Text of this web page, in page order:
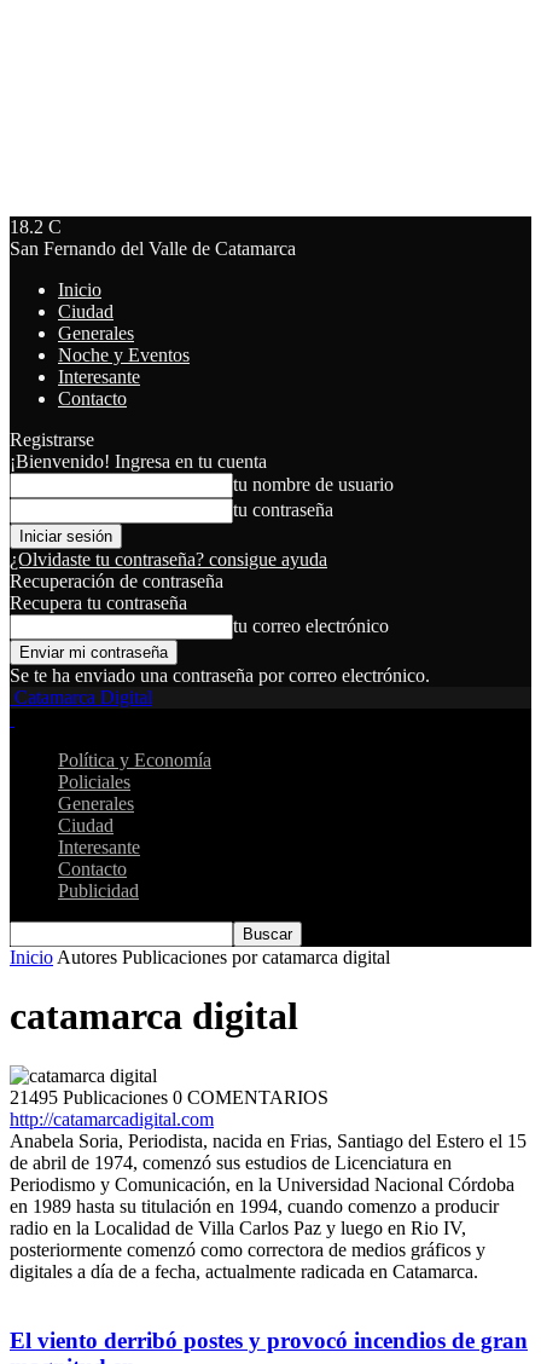
18.2 C
San Fernando del Valle de Catamarca
Inicio
Ciudad
Generales
Noche y Eventos
Interesante
Contacto
Registrarse
¡Bienvenido! Ingresa en tu cuenta
tu nombre de usuario
tu contraseña
¿Olvidaste tu contraseña? consigue ayuda
Recuperación de contraseña
Recupera tu contraseña
tu correo electrónico
Se te ha enviado una contraseña por correo electrónico.
Catamarca Digital
Política y Economía
Policiales
Generales
Ciudad
Interesante
Contacto
Publicidad
Inicio Autores Publicaciones por catamarca digital
catamarca digital
21495 Publicaciones 0 COMENTARIOS
http://catamarcadigital.com
Anabela Soria, Periodista, nacida en Frias, Santiago del Estero el 15
de abril de 1974, comenzó sus estudios de Licenciatura en
Periodismo y Comunicación, en la Universidad Nacional Córdoba
en 1989 hasta su titulación en 1994, cuando comenzo a producir
radio en la Localidad de Villa Carlos Paz y luego en Rio IV,
posteriormente comenzó como correctora de medios gráficos y
digitales a día de a fecha, actualmente radicada en Catamarca.
El viento derribó postes y provocó incendios de gran